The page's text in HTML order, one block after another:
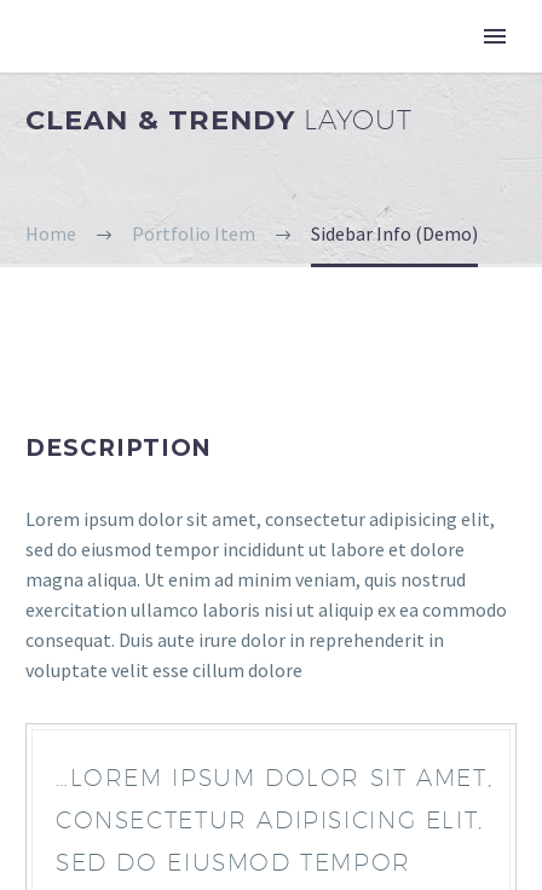
CLEAN & TRENDY LAYOUT
Home Portfolio Item Sidebar Info (Demo)
DESCRIPTION
Lorem ipsum dolor sit amet, consectetur adipisicing elit,
sed do eiusmod tempor incididunt ut labore et dolore
magna aliqua. Ut enim ad minim veniam, quis nostrud
exercitation ullamco laboris nisi ut aliquip ex ea commodo
consequat. Duis aute irure dolor in reprehenderit in
voluptate velit esse cillum dolore
…LOREM IPSUM DOLOR SIT AMET,
CONSECTETUR ADIPISICING ELIT,
SED DO EIUSMOD TEMPOR